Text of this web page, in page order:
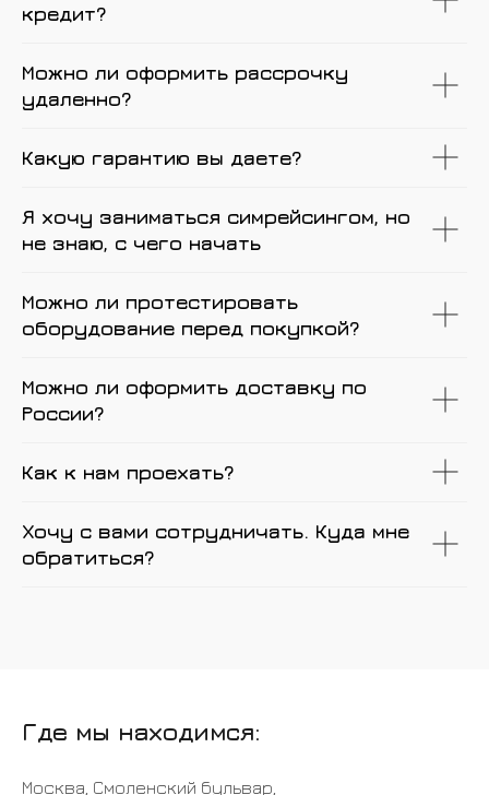
кредит?
Можно ли оформить рассрочку
удаленно?
Какую гарантию вы даете?
Я хочу заниматься симрейсингом, но
не знаю, с чего начать
Можно ли протестировать
оборудование перед покупкой?
Можно ли оформить доставку по
России?
Как к нам проехать?
Хочу с вами сотрудничать. Куда мне
обратиться?
Где мы находимся:
Москва, Смоленский бульвар,